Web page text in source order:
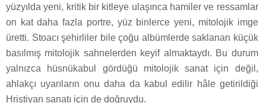
yüzyılda yeni, kritik bir kitleye ulaşınca hamiler ve ressamlar
on kat daha fazla portre, yüz binlerce yeni, mitolojik imge
üretti. Stoacı şehirliler bile çoğu albümlerde saklanan küçük
basılmış mitolojik sahnelerden keyif almaktaydı. Bu durum
yalnızca hüsnükabul gördüğü mitolojik sanat için değil,
ahlakçı uyarıların onu daha da kabul edilir hâle getirildiği
Hristiyan sanatı için de doğruydu.